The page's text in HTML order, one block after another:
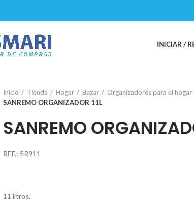
INICIAR /
Inicio
Tienda Hogar Bazar
Organizadores para el hogar
SANREMO ORGANIZADOR 11L
SANREMO
REF.: SR911
11 litros.